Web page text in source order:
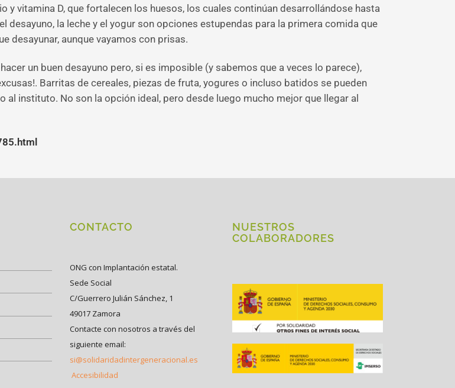
y vitamina D, que fortalecen los huesos, los cuales continúan desarrollándose hasta
desayuno, la leche y el yogur son opciones estupendas para la primera comida que
desayunar, aunque vayamos con prisas.
un buen desayuno pero, si es imposible (y sabemos que a veces lo parece),
Barritas de cereales, piezas de fruta, yogures o incluso batidos se pueden
al instituto. No son la opción ideal, pero desde luego mucho mejor que llegar al
CONTACTO
ONG con Implantación estatal.
Sede Social
C/Guerrero Julián Sánchez, 1
49017 Zamora
Contacte con nosotros a través del
siguiente email:
si@solidaridadintergeneracional.es
Accesibilidad
NUESTROS
COLABORADORES